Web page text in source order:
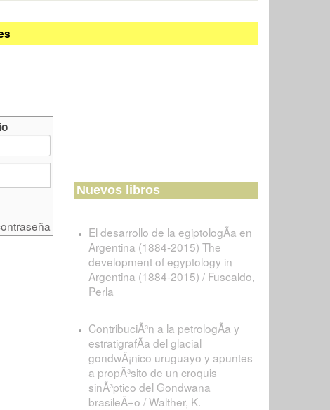
Nuevos libros
El desarrollo de la egiptologÃ­a en
Argentina (1884-2015) The
development of egyptology in
Argentina (1884-2015) / Fuscaldo,
Perla
ContribuciÃ³n a la petrologÃ­a y
estratigrafÃ­a del glacial
gondwÃ¡nico uruguayo y apuntes
a propÃ³sito de un croquis
sinÃ³ptico del Gondwana
brasileÃ±o / Walther, K.